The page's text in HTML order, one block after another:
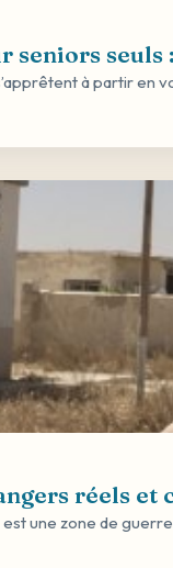
seniors
à partir
réels
une zone de